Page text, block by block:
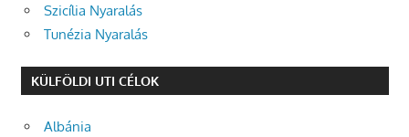
Szicília Nyaralás
Tunézia Nyaralás
KÜLFÖLDI UTI CÉLOK
Albánia